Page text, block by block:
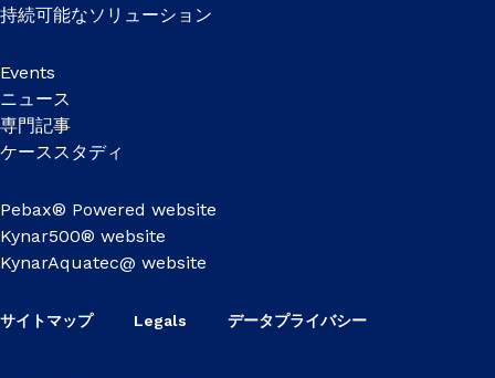
持続可能なソリューション
Events
ニュース
専門記事
ケーススタディ
Pebax® Powered website
Kynar500® website
KynarAquatec@ website
サイトマップ Legals データプライバシー